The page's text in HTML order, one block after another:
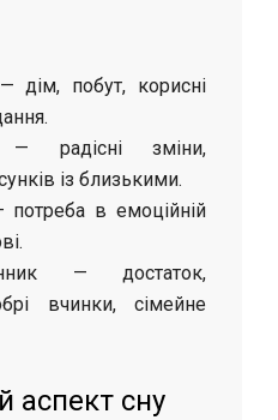
дім, побут, корисні
радісні зміни,
із близькими.
в емоційній
— достаток,
вчинки, сімейне
аспект сну